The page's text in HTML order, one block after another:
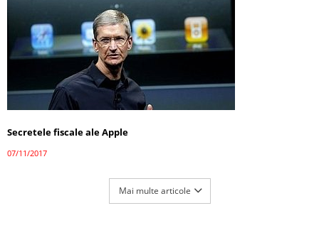
Secretele fiscale ale Apple
07/11/2017
Mai multe articole